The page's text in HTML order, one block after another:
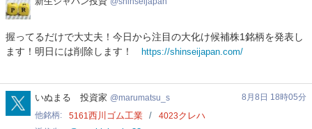
ャ
パ
資
握ってるだけで大丈夫！今日から注目の大化け候補株1銘柄を発表し
ます！明日には削除します！
https://shinseijapan.com/
marumatsu_s
いぬまる 投資家 marumatsu_s
8月8日 18時05分
他銘柄
5161西川ゴム工業 4023クレハ